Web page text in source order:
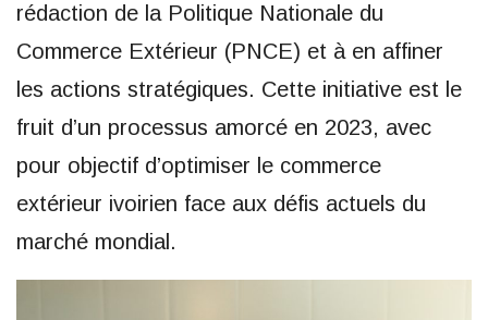
rédaction de la Politique Nationale du
Commerce Extérieur (PNCE) et à en affiner
les actions stratégiques. Cette initiative est le
fruit d’un processus amorcé en 2023, avec
pour objectif d’optimiser le commerce
extérieur ivoirien face aux défis actuels du
marché mondial.